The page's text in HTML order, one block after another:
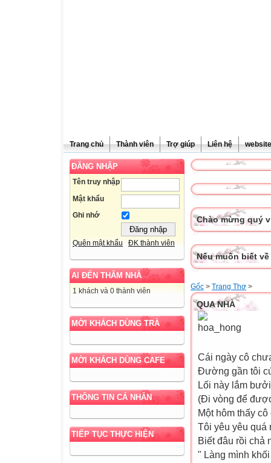
Trang chủ Thành viên Trợ giúp Liên hệ
ĐĂNG NHẬP
Tên truy nhập
Mật khẩu
Ghi nhớ
Quên mật khẩu ĐK thành viên
AI ĐẾN THĂM NHÀ
1 khách và 0 thành viên
MỜI KHÁCH DÙNG TRÀ
MỜI KHÁCH DÙNG CAFE
THÔNG TIN CÁ NHÂN
TIẾP TỤC THỰC HIỆN
Chào mừng quý
Nếu muốn biết
Gốc > Trang Thơ >
QUA NHÀ
Cái ngày cô
Đường gần tôi
Lối này lắm
(Đi vòng để
Một hôm thấy
Tôi yêu yêu quá
Biết đâu rồi chả
" Làng mình